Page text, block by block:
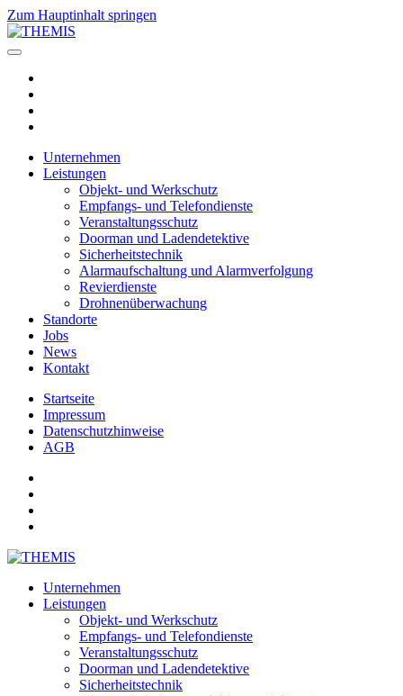
Zum Hauptinhalt springen
Unternehmen
Leistungen
Objekt- und Werkschutz
Empfangs- und Telefondienste
Veranstaltungsschutz
Doorman und Ladendetektive
Sicherheitstechnik
Alarmaufschaltung und Alarmverfolgung
Revierdienste
Drohnenüberwachung
Standorte
Jobs
News
Kontakt
Startseite
Impressum
Datenschutzhinweise
AGB
Unternehmen
Leistungen
Objekt- und Werkschutz
Empfangs- und Telefondienste
Veranstaltungsschutz
Doorman und Ladendetektive
Sicherheitstechnik